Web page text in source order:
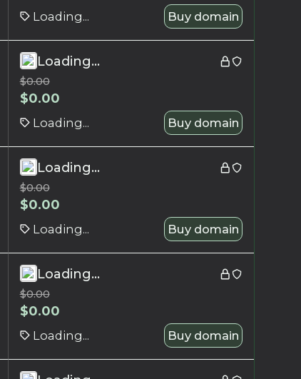
Loading... Buy domain
Loading...
$0.00
$0.00
Loading... Buy domain
Loading...
$0.00
$0.00
Loading... Buy domain
Loading...
$0.00
$0.00
Loading... Buy domain